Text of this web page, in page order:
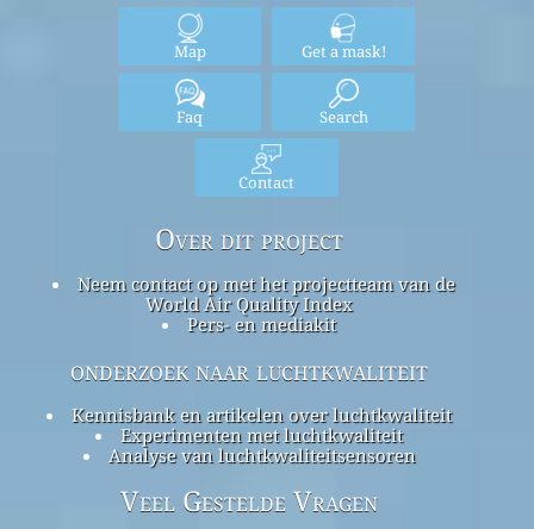
Map Get a mask!
Faq Search
Contact
Over dit project
Neem contact op met het projectteam van de
World Air Quality Index
Pers- en mediakit
onderzoek naar luchtkwaliteit
Kennisbank en artikelen over luchtkwaliteit
Experimenten met luchtkwaliteit
Analyse van luchtkwaliteitsensoren
Veel Gestelde Vragen